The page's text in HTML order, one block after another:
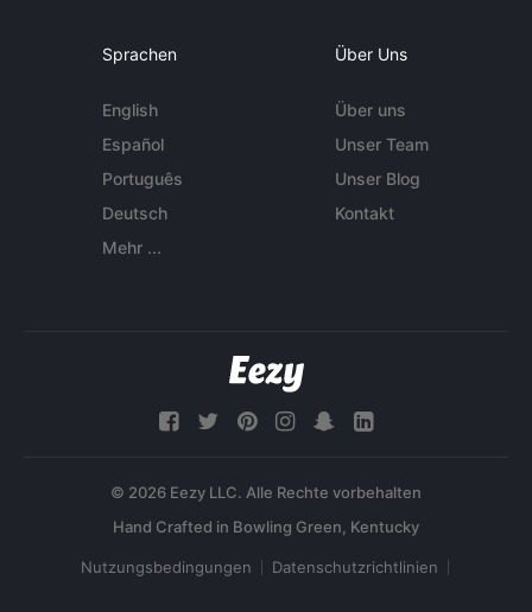
Sprachen
English
Español
Português
Deutsch
Mehr ...
Über Uns
Über uns
Unser Team
Unser Blog
Kontakt
© 2026 Eezy LLC. Alle Rechte vorbehalten
Nutzungsbedingungen Datenschutzrichtlinien